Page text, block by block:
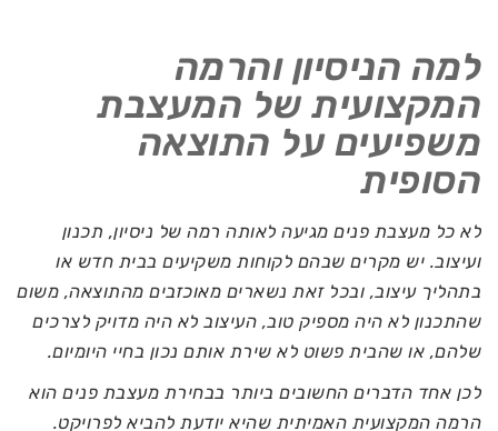
למה הניסיון והרמה
המקצועית של המעצבת
משפיעים על התוצאה
הסופית
לא כל מעצבת פנים מגיעה לאותה רמה של ניסיון, תכנון
ועיצוב. יש מקרים שבהם לקוחות משקיעים בבית חדש או
בתהליך עיצוב, ובכל זאת נשארים מאוכזבים מהתוצאה, משום
שהתכנון לא היה מספיק טוב, העיצוב לא היה מדויק לצרכים
שלהם, או שהבית פשוט לא שירת אותם נכון בחיי היומיום.
לכן אחד הדברים החשובים ביותר בבחירת מעצבת פנים הוא
הרמה המקצועית האמיתית שהיא יודעת להביא לפרויקט.